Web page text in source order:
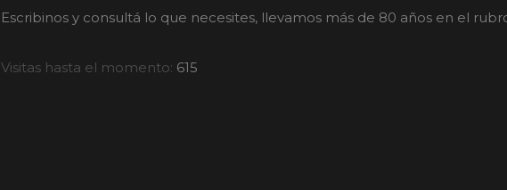
Escribinos y consultá lo que necesites, llevamos más de 80 años en el
Visitas hasta el momento: 615